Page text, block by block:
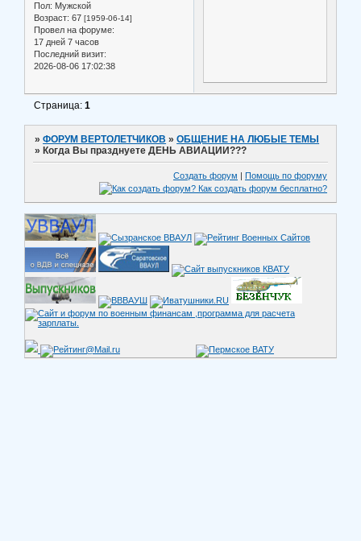
Пол: Мужской
Возраст: 67 [1959-06-14]
Провел на форуме:
17 дней 7 часов
Последний визит:
2026-08-06 17:02:38
Страница:1
»ФОРУМ ВЕРТОЛЕТЧИКОВ »ОБЩЕНИЕ НА ЛЮБЫЕ ТЕМЫ
»Когда Вы празднуете ДЕНЬ АВИАЦИИ???
Создать форум | Помощь по форуму